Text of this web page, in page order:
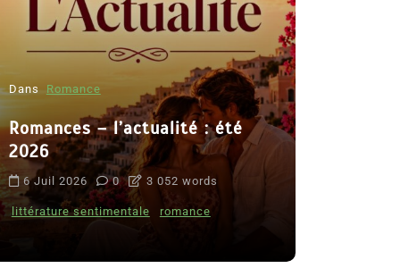
Dans Romance
Romances – l’actualité : été
2026
6 Juil 2026 0 3 052 words
littérature sentimentale romance